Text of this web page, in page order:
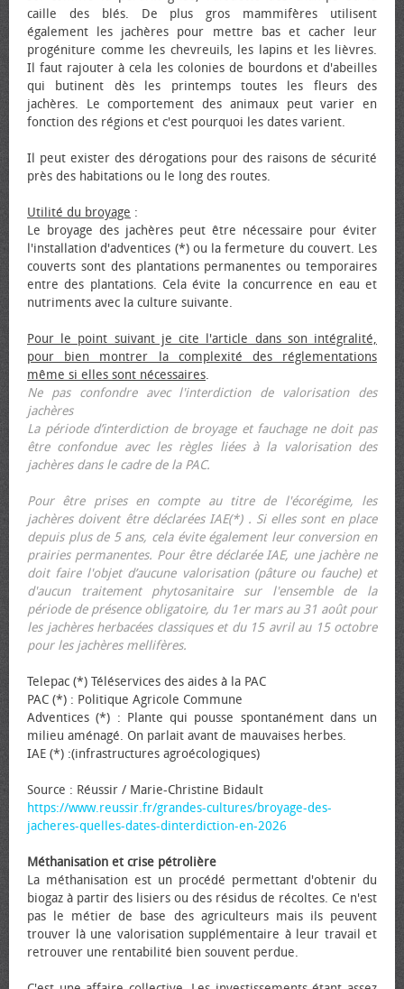
caille des blés. De plus gros mammifères utilisent
également les jachères pour mettre bas et cacher leur
progéniture comme les chevreuils, les lapins et les lièvres.
Il faut rajouter à cela les colonies de bourdons et d'abeilles
qui butinent dès les printemps toutes les fleurs des
jachères. Le comportement des animaux peut varier en
fonction des régions et c'est pourquoi les dates varient.
Il peut exister des dérogations pour des raisons de sécurité
près des habitations ou le long des routes.
Utilité du broyage :
Le broyage des jachères peut être nécessaire pour éviter
l'installation d'adventices (*) ou la fermeture du couvert. Les
couverts sont des plantations permanentes ou temporaires
entre des plantations. Cela évite la concurrence en eau et
nutriments avec la culture suivante.
Pour le point suivant je cite l'article dans son intégralité,
pour bien montrer la complexité des réglementations
même si elles sont nécessaires.
Ne pas confondre avec l'interdiction de valorisation des
jachères
La période d’interdiction de broyage et fauchage ne doit pas
être confondue avec les règles liées à la valorisation des
jachères dans le cadre de la PAC.
Pour être prises en compte au titre de l'écorégime, les
jachères doivent être déclarées IAE(*) . Si elles sont en place
depuis plus de 5 ans, cela évite également leur conversion en
prairies permanentes. Pour être déclarée IAE, une jachère ne
doit faire l'objet d’aucune valorisation (pâture ou fauche) et
d'aucun traitement phytosanitaire sur l'ensemble de la
période de présence obligatoire, du 1er mars au 31 août pour
les jachères herbacées classiques et du 15 avril au 15 octobre
pour les jachères mellifères.
Telepac (*) Téléservices des aides à la PAC
PAC (*) : Politique Agricole Commune
Adventices (*) : Plante qui pousse spontanément dans un
milieu aménagé. On parlait avant de mauvaises herbes.
IAE (*) :(infrastructures agroécologiques)
Source : Réussir / Marie-Christine Bidault
https://www.reussir.fr/grandes-cultures/broyage-des-
jacheres-quelles-dates-dinterdiction-en-2026
Méthanisation et crise pétrolière
La méthanisation est un procédé permettant d'obtenir du
biogaz à partir des lisiers ou des résidus de récoltes. Ce n'est
pas le métier de base des agriculteurs mais ils peuvent
trouver là une valorisation supplémentaire à leur travail et
retrouver une rentabilité bien souvent perdue.